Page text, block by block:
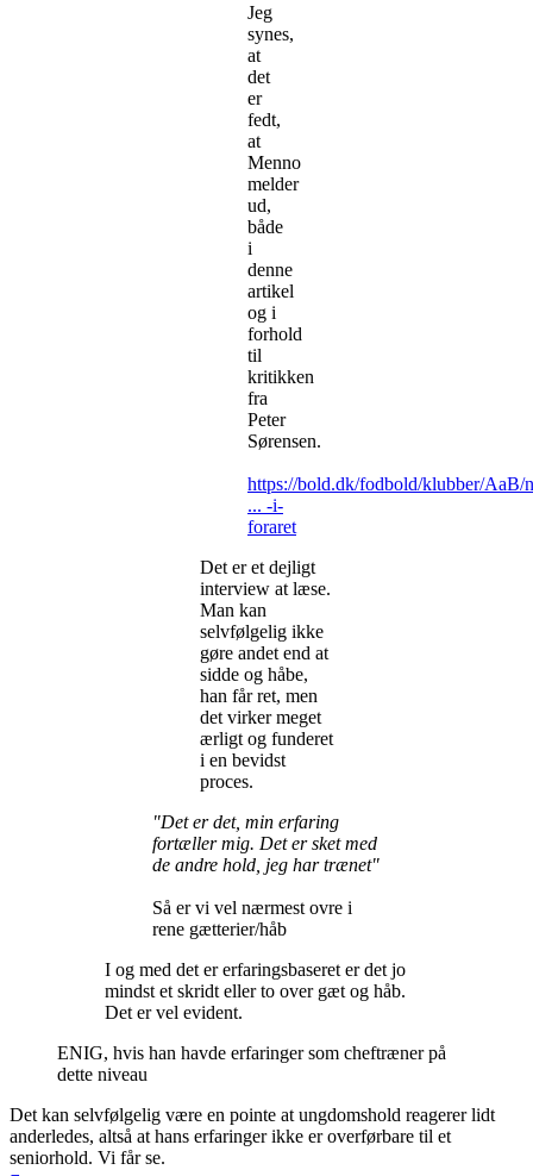
Jeg
synes,
at
det
er
fedt,
at
Menno
melder
ud,
både
i
denne
artikel
og i
forhold
til
kritikken
fra
Peter
Sørensen.
https://bold.dk/fodbold/klubber/AaB/
... -i-
foraret
Det er et dejligt
interview at læse.
Man kan
selvfølgelig ikke
gøre andet end at
sidde og håbe,
han får ret, men
det virker meget
ærligt og funderet
i en bevidst
proces.
"Det er det, min erfaring
fortæller mig. Det er sket med
de andre hold, jeg har trænet"
Så er vi vel nærmest ovre i
rene gætterier/håb
I og med det er erfaringsbaseret er det jo
mindst et skridt eller to over gæt og håb.
Det er vel evident.
ENIG, hvis han havde erfaringer som cheftræner på
dette niveau
Det kan selvfølgelig være en pointe at ungdomshold reagerer lidt
anderledes, altså at hans erfaringer ikke er overførbare til et
seniorhold. Vi får se.